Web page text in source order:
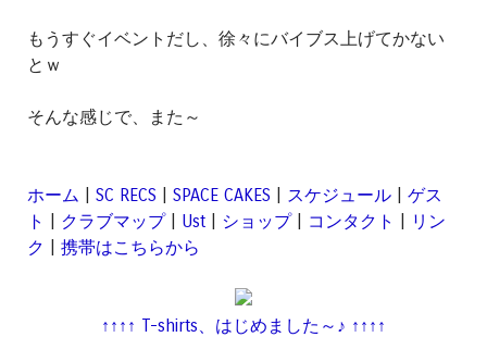
もうすぐイベントだし、徐々にバイブス上げてかない
とｗ
そんな感じで、また～
ホーム SC RECS SPACE CAKES スケジュール
ゲス
ト
クラブマップ| Ust ショップ| コンタクト
リン
ク
携帯はこちらから
↑↑↑↑ T-shirts、はじめました～♪ ↑↑↑↑